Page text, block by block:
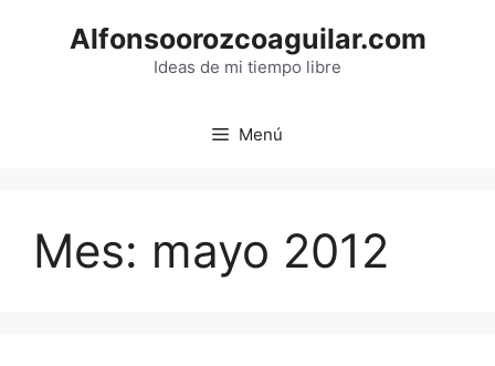
Alfonsoorozcoaguilar.com
Ideas de mi tiempo libre
Menú
Mes: mayo 2012